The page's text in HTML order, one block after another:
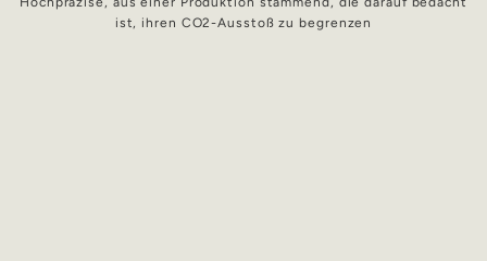
ist, ihren CO2-Ausstoß zu begrenzen